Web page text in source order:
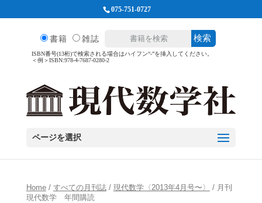
075-751-0727
書籍 雑誌 検索
ISBN番号(13桁)で検索される場合はハイフン“-”を挿入してください。
＜例＞ISBN:978-4-7687-0280-2
ページを選択
Home/ すべての月刊誌/ 現代数学〈2013年4月号〜〉
/ 月刊
現代数学 年間購読